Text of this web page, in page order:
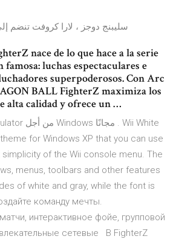
سليبنج دوجز ، لارا كروفت تنضم
nace de lo que hace a la serie
luchas espectaculares e
superpoderosos. Con Arc
BALL FighterZ maximiza los
alta calidad y ofrece un …
for Windows XP that you can use
of the Wii console menu. The
menus, toolbars and other features
of white and gray, while the font is
команду мечты.
интерактивное фойе, групповой
сетевые В FighterZ